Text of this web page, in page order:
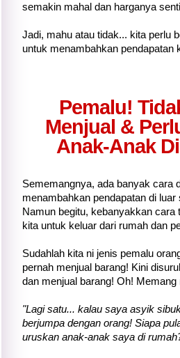
semakin mahal dan harganya
Jadi, mahu atau tidak... kita perlu
untuk menambahkan pendapatan
Pemalu!
Menjual &
Anak-Anak
Sememangnya, ada banyak cara
menambahkan pendapatan di luar
Namun begitu, kebanyakkan cara
kita untuk keluar dari rumah dan
Sudahlah kita ni jenis pemalu
pernah menjual barang! Kini
dan menjual barang! Oh! Memang
"Lagi satu... kalau saya asyik
berjumpa dengan orang! Siapa
uruskan anak-anak saya di